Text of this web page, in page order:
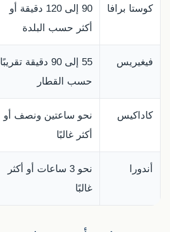
كوستا برافا
90 إلى 120 دقيقة أو
أكثر حسب البلدة
فيغيريس
55 إلى 90 دقيقة تقريبًا
حسب القطار
كاداكيس
نحو ساعتين ونصف أو
أكثر غالبًا
أندورا
نحو 3 ساعات أو أكثر
غالبًا